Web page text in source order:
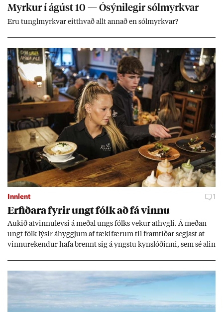
Myrk­ur í ág­úst 10 — Ósýni­leg­ir sól­myrkv­ar
Eru tungl­myrkv­ar eitt­hvað allt ann­að en sól­myrkv­ar?
Innlent 1
Erf­ið­ara fyr­ir ungt fólk að fá vinnu
Auk­ið at­vinnu­leysi á með­al ungs fólks vek­ur at­hygli. Á með­an
ungt fólk lýs­ir áhyggj­um af tæki­fær­um til fram­tíð­ar segj­ast at­
vinnu­rek­end­ur hafa brennt sig á yngstu kyn­slóð­inni, sem sé al­in